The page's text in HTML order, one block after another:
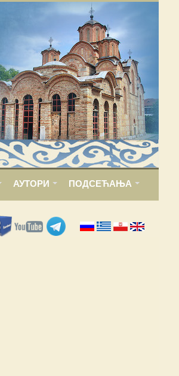
АУТОРИ ПОДСЕЋАЊА